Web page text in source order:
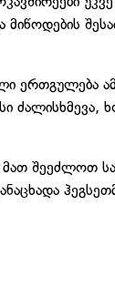
მიწოდების
ერთგულება
შეეძლოთ